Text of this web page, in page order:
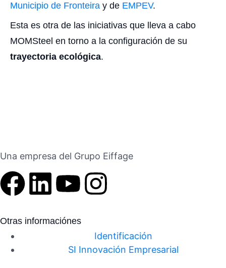
Municipio de Fronteira y de EMPEV.
Esta es otra de las iniciativas que lleva a cabo
MOMSteel en torno a la configuración de su
trayectoria ecológica.
Una empresa del Grupo Eiffage
Otras informaciónes
Identificación
SI Innovación Empresarial